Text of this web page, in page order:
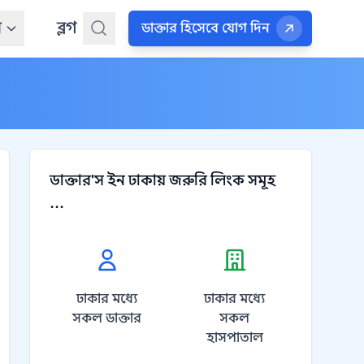
ব্লগ ডাক্তার হিসেবে যোগ দিন
ডাক্তার'স ইন ঢাকায় জরুরি লিংক সমূহ
...
ঢাকার মধ্যে
সকল ডাক্তার
ঢাকার মধ্যে
সকল
হাসপাতাল